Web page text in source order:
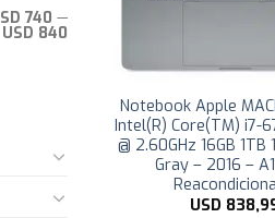
740 —
USD 840
Notebook Apple
Intel(R) Core(TM) i7-
@ 2.60GHz 16GB 1TB
Gray – 2016 –
USD